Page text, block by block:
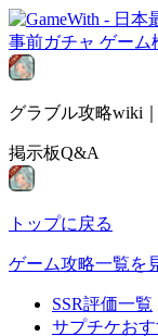
事前ガチャ ゲーム
グラブル攻略wiki
掲示板Q&A
トップに戻る
ゲーム攻略一覧を
SSR評価一覧
サプチケお